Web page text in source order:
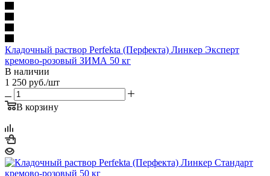
Кладочный раствор Perfekta (Перфекта) Линкер Эксперт
кремово-розовый ЗИМА 50 кг
В наличии
1 250 руб./шт
В корзину